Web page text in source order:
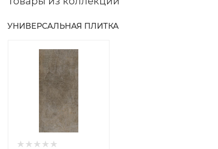
УНИВЕРСАЛЬНАЯ ПЛИТКА